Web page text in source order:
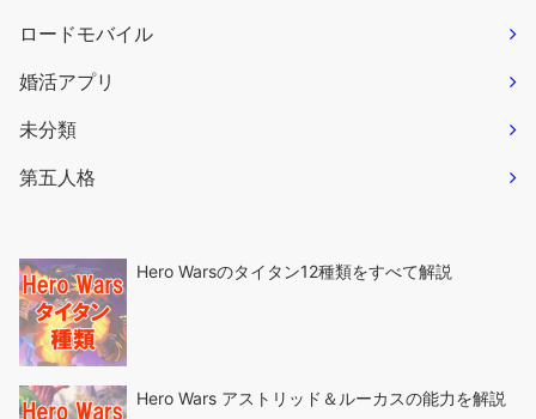
ロードモバイル
婚活アプリ
未分類
第五人格
Hero Warsのタイタン12種類をすべて解説
Hero Wars アストリッド＆ルーカスの能力を解説